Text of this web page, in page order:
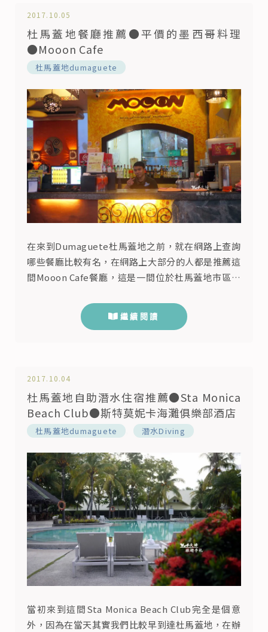
2017.10.05
杜馬蓋地餐廳推薦●平價的墨西哥料理
●Mooon Cafe
杜馬蓋地dumaguete
在來到Dumaguete杜馬蓋地之前，就在網路上查詢
哪些餐廳比較有名，在網路上大部分的人都是推薦這
間Mooon Cafe餐廳，這是一間位於杜馬蓋地市區的
這邊朝聖一番，看看這個墨西哥菜為什麼可以在菲律
賓這麼火紅，能夠成為當地網路評價第一名的餐廳。
繼續閱讀
2017.10.04
杜馬蓋地自助潛水住宿推薦●Sta Monica
Beach Club●斯特莫妮卡海灘俱樂部酒店
杜馬蓋地dumaguete 潛水Diving
當初來到這間Sta Monica Beach Club完全是個意
外，因為在當天其實我們比較早到達杜馬蓋地，在辦